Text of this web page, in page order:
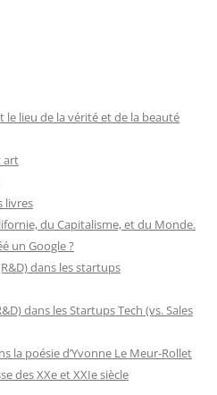
lieu de la vérité et de la beauté
art
livres
du Capitalisme, et du Monde.
un Google ?
dans les startups
dans les Startups Tech (vs. Sales
la poésie d’Yvonne Le Meur-Rollet
des XXe et XXIe siècle